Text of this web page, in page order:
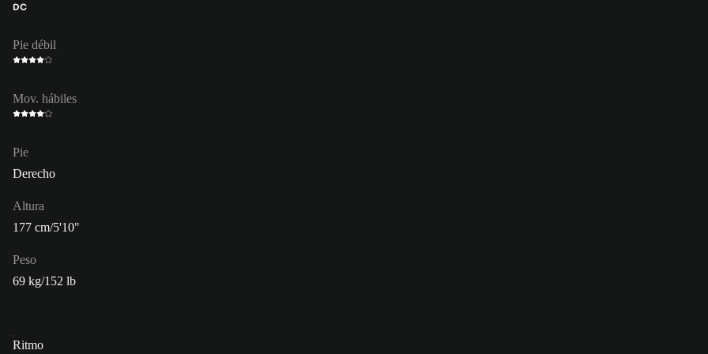
DC
Pie débil
Mov. hábiles
Pie
Derecho
Altura
177 cm/5'10"
Peso
69 kg/152 lb
Ritmo